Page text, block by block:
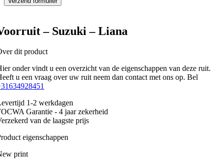
– Suzuki – Liana
dit product
onder vindt u een overzicht van de eigenschappen van deze ruit.
u een vraag over uw ruit neem dan contact met ons op. Bel
1-2 werkdagen
Garantie - 4 jaar zekerheid
van de laagste prijs
eigenschappen
print